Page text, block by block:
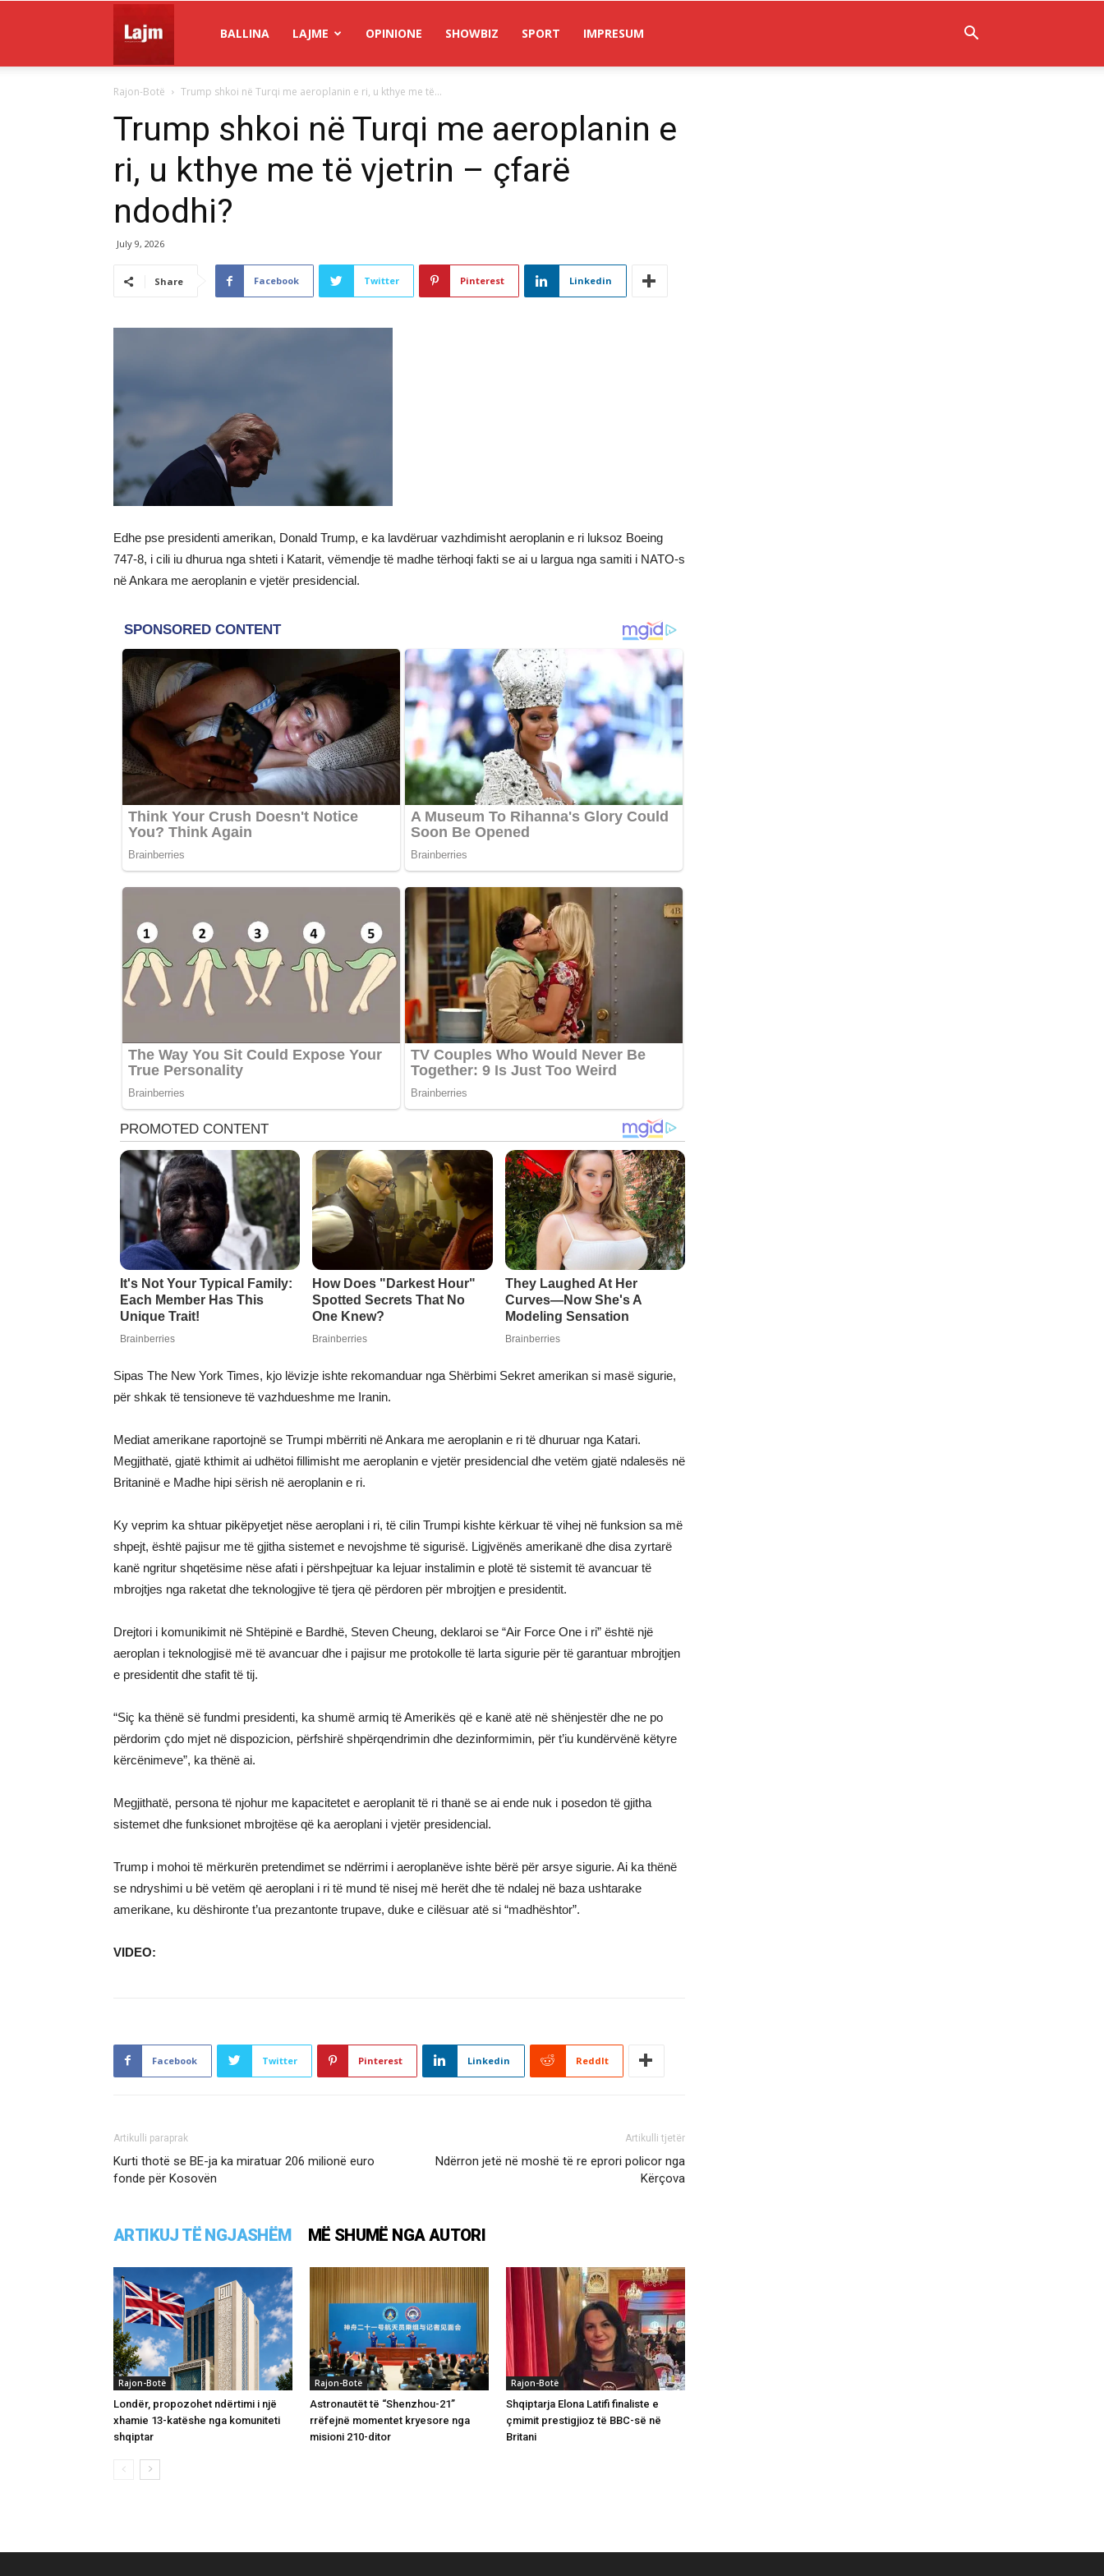
Lajm
BALLINA LAJME OPINIONE SHOWBIZ SPORT IMPRESUM
Rajon-Botë Trump shkoi në Turqi me aeroplanin e ri, u kthye me të...
Trump shkoi në Turqi me aeroplanin e
ri, u kthye me të vjetrin – çfarë
ndodhi?
July 9, 2026
Share Facebook Twitter Pinterest Linkedin
Edhe pse presidenti amerikan, Donald Trump, e ka lavdëruar vazhdimisht aeroplanin e ri luksoz Boeing
747-8, i cili iu dhurua nga shteti i Katarit, vëmendje të madhe tërhoqi fakti se ai u largua nga samiti i NATO-s
në Ankara me aeroplanin e vjetër presidencial.
Sipas The New York Times, kjo lëvizje ishte rekomanduar nga Shërbimi Sekret amerikan si masë sigurie,
për shkak të tensioneve të vazhdueshme me Iranin.
Mediat amerikane raportojnë se Trumpi mbërriti në Ankara me aeroplanin e ri të dhuruar nga Katari.
Megjithatë, gjatë kthimit ai udhëtoi fillimisht me aeroplanin e vjetër presidencial dhe vetëm gjatë ndalesës në
Britaninë e Madhe hipi sërish në aeroplanin e ri.
Ky veprim ka shtuar pikëpyetjet nëse aeroplani i ri, të cilin Trumpi kishte kërkuar të vihej në funksion sa më
shpejt, është pajisur me të gjitha sistemet e nevojshme të sigurisë. Ligjvënës amerikanë dhe disa zyrtarë
kanë ngritur shqetësime nëse afati i përshpejtuar ka lejuar instalimin e plotë të sistemit të avancuar të
mbrojtjes nga raketat dhe teknologjive të tjera që përdoren për mbrojtjen e presidentit.
Drejtori i komunikimit në Shtëpinë e Bardhë, Steven Cheung, deklaroi se “Air Force One i ri” është një
aeroplan i teknologjisë më të avancuar dhe i pajisur me protokolle të larta sigurie për të garantuar mbrojtjen
e presidentit dhe stafit të tij.
“Siç ka thënë së fundmi presidenti, ka shumë armiq të Amerikës që e kanë atë në shënjestër dhe ne po
përdorim çdo mjet në dispozicion, përfshirë shpërqendrimin dhe dezinformimin, për t’iu kundërvënë këtyre
kërcënimeve”, ka thënë ai.
Megjithatë, persona të njohur me kapacitetet e aeroplanit të ri thanë se ai ende nuk i posedon të gjitha
sistemet dhe funksionet mbrojtëse që ka aeroplani i vjetër presidencial.
Trump i mohoi të mërkurën pretendimet se ndërrimi i aeroplanëve ishte bërë për arsye sigurie. Ai ka thënë
se ndryshimi u bë vetëm që aeroplani i ri të mund të nisej më herët dhe të ndalej në baza ushtarake
amerikane, ku dëshironte t’ua prezantonte trupave, duke e cilësuar atë si “madhështor”.
VIDEO:
Facebook Twitter Pinterest Linkedin ReddIt
Artikulli paraprak
Kurti thotë se BE-ja ka miratuar 206 milionë euro
fonde për Kosovën
Artikulli tjetër
Ndërron jetë në moshë të re eprori policor nga
Kërçova
ARTIKUJ TË NGJASHËM MË SHUMË NGA AUTORI
Rajon-Botë
Londër, propozohet ndërtimi i një
xhamie 13-katëshe nga komuniteti
shqiptar
Rajon-Botë
Astronautët të “Shenzhou-21”
rrëfejnë momentet kryesore nga
misioni 210-ditor
Rajon-Botë
Shqiptarja Elona Latifi finaliste e
çmimit prestigjioz të BBC-së në
Britani